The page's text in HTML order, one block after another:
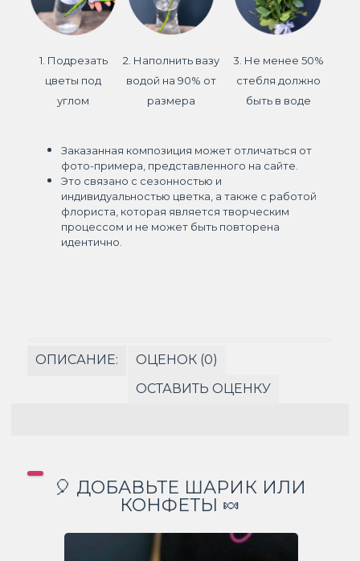
1. Подрезать
цветы под
углом
2. Наполнить вазу
водой на 90% от
размера
3. Не менее 50%
стебля должно
быть в воде
Заказанная композиция может отличаться от
фото-примера, представленного на сайте.
Это связано с сезонностью и
индивидуальностью цветка, а также с работой
флориста, которая является творческим
процессом и не может быть повторена
идентично.
ОПИСАНИЕ:
ОЦЕНОК (0)
ОСТАВИТЬ ОЦЕНКУ
🎈 ДОБАВЬТЕ ШАРИК ИЛИ
КОНФЕТЫ 🍬